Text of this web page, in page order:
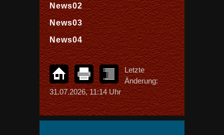
News02
News03
News04
Letzte
Änderung:
31.07.2026, 11:14 Uhr